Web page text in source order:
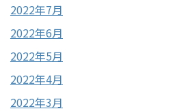
2022年7月
2022年6月
2022年5月
2022年4月
2022年3月